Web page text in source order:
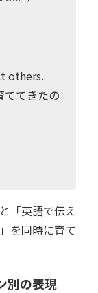
others.
ててきたの
「英語で伝え
を同時に育て
別の表現